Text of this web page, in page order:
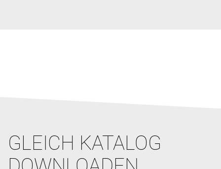
GLEICH KATALOG